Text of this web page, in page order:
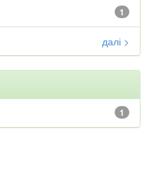
1
далі >
1